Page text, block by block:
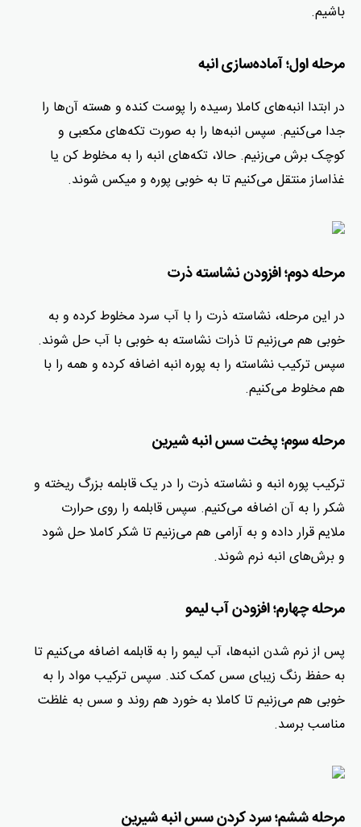
باشیم.
مرحله اول؛ آماده‌سازی انبه
در ابتدا انبه‌های کاملا رسیده را پوست کنده و هسته آن‌ها را
جدا می‌کنیم. سپس انبه‌ها را به صورت تکه‌های مکعبی و
کوچک برش می‌زنیم. حالا، تکه‌های انبه را به مخلوط کن یا
غذاساز منتقل می‌کنیم تا به خوبی پوره و میکس شوند.
مرحله دوم؛ افزودن نشاسته ذرت
در این مرحله، نشاسته ذرت را با آب سرد مخلوط کرده و به
خوبی هم می‌زنیم تا ذرات نشاسته به خوبی با آب حل شوند.
سپس ترکیب نشاسته را به پوره انبه اضافه کرده و همه را با
هم مخلوط می‌کنیم.
مرحله سوم؛ پخت سس انبه شیرین
ترکیب پوره انبه و نشاسته ذرت را در یک قابلمه بزرگ ریخته و
شکر را به آن اضافه می‌کنیم. سپس قابلمه را روی حرارت
ملایم قرار داده و به آرامی هم می‌زنیم تا شکر کاملا حل شود
و برش‌های انبه نرم شوند.
مرحله چهارم؛ افزودن آب لیمو
پس از نرم شدن انبه‌ها، آب لیمو را به قابلمه اضافه می‌کنیم تا
به حفظ رنگ زیبای سس کمک کند. سپس ترکیب مواد را به
خوبی هم می‌زنیم تا کاملا به خورد هم روند و سس به غلظت
مناسب برسد.
مرحله ششم؛ سرد کردن سس انبه شیرین